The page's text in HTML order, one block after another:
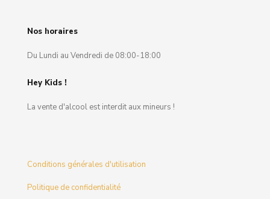
Nos horaires
Du Lundi au Vendredi de 08:00-18:00
Hey Kids !
La vente d'alcool est interdit aux mineurs !
Conditions générales d'utilisation
Politique de confidentialité